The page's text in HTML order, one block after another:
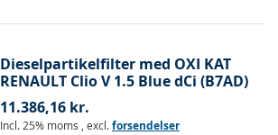
Dieselpartikelfilter med OXI KAT
RENAULT Clio V 1.5 Blue dCi (B7AD)
11.386,16 kr.
Incl. 25% moms , excl.forsendelser